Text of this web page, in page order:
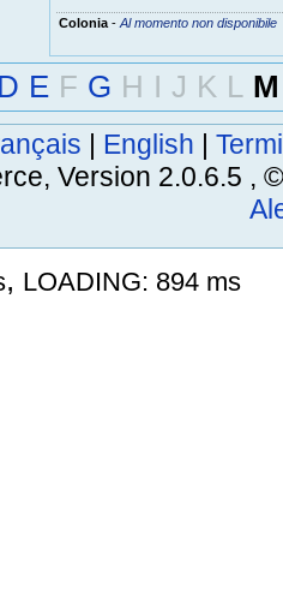
Colonia- Al momento non disponibile
D E F G H I J K L M
English
Version 2.0.6.5 ,
, LOADING: 894 ms